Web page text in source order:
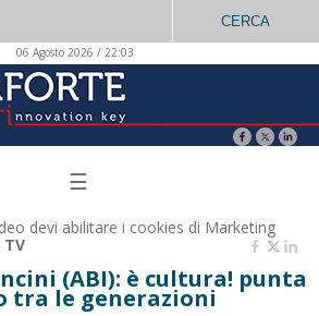
CERCA
06 Agosto 2026 / 22:03
☰
devi abilitare i cookies di Marketing
TV
(ABI): è cultura! punta
tra le generazioni